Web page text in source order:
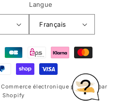
Langue
Français
Commerce électronique propulsé par
Shopify